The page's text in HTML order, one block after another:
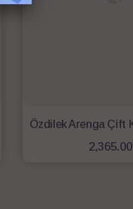
2,365.00